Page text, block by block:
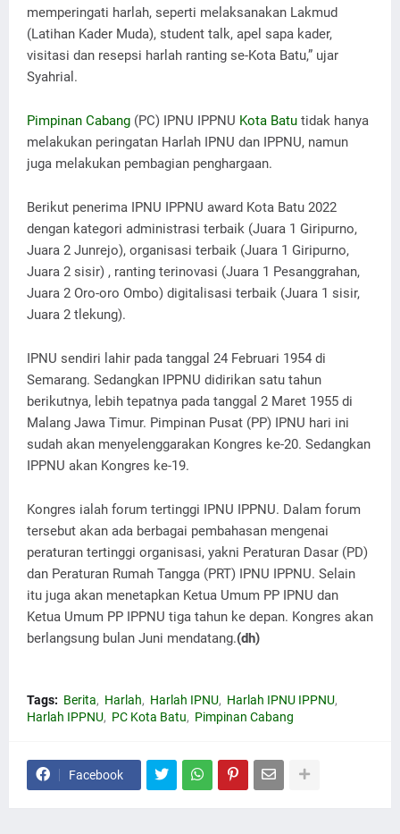
memperingati harlah, seperti melaksanakan Lakmud
(Latihan Kader Muda), student talk, apel sapa kader,
visitasi dan resepsi harlah ranting se-Kota Batu,” ujar
Syahrial.
Pimpinan Cabang (PC) IPNU IPPNU Kota Batu tidak hanya
melakukan peringatan Harlah IPNU dan IPPNU, namun
juga melakukan pembagian penghargaan.
Berikut penerima IPNU IPPNU award Kota Batu 2022
dengan kategori administrasi terbaik (Juara 1 Giripurno,
Juara 2 Junrejo), organisasi terbaik (Juara 1 Giripurno,
Juara 2 sisir) , ranting terinovasi (Juara 1 Pesanggrahan,
Juara 2 Oro-oro Ombo) digitalisasi terbaik (Juara 1 sisir,
Juara 2 tlekung).
IPNU sendiri lahir pada tanggal 24 Februari 1954 di
Semarang. Sedangkan IPPNU didirikan satu tahun
berikutnya, lebih tepatnya pada tanggal 2 Maret 1955 di
Malang Jawa Timur. Pimpinan Pusat (PP) IPNU hari ini
sudah akan menyelenggarakan Kongres ke-20. Sedangkan
IPPNU akan Kongres ke-19.
Kongres ialah forum tertinggi IPNU IPPNU. Dalam forum
tersebut akan ada berbagai pembahasan mengenai
peraturan tertinggi organisasi, yakni Peraturan Dasar (PD)
dan Peraturan Rumah Tangga (PRT) IPNU IPPNU. Selain
itu juga akan menetapkan Ketua Umum PP IPNU dan
Ketua Umum PP IPPNU tiga tahun ke depan. Kongres akan
berlangsung bulan Juni mendatang.(dh)
Tags: Berita Harlah Harlah IPNU
Harlah IPNU IPPNU
Harlah IPPNU
PC Kota Batu Pimpinan Cabang
Facebook